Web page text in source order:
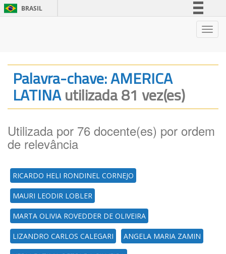
BRASIL
Legislação
Canais
Palavra-chave: AMERICA
LATINAutilizada 81 vez(es)
Utilizada por 76 docente(es) por ordem
de relevância
RICARDO HELI RONDINEL CORNEJO
MAURI LEODIR LOBLER
MARTA OLIVIA ROVEDDER DE OLIVEIRA
LIZANDRO CARLOS CALEGARI ANGELA MARIA ZAMIN